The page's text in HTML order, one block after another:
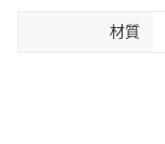
材質